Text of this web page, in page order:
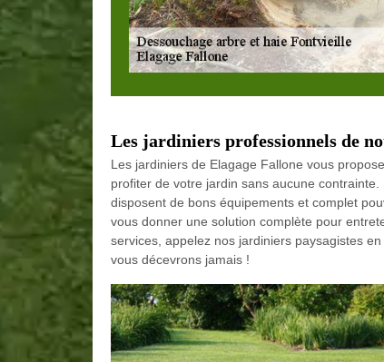
Les jardiniers professionnels de
Les jardiniers de Elagage Fallone vous
profiter de votre jardin sans aucune
disposent de bons équipements et complet
vous donner une solution complète pour
services, appelez nos jardiniers paysagistes
vous décevrons jamais !